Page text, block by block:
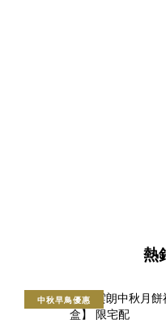
熱
中秋早鳥優惠